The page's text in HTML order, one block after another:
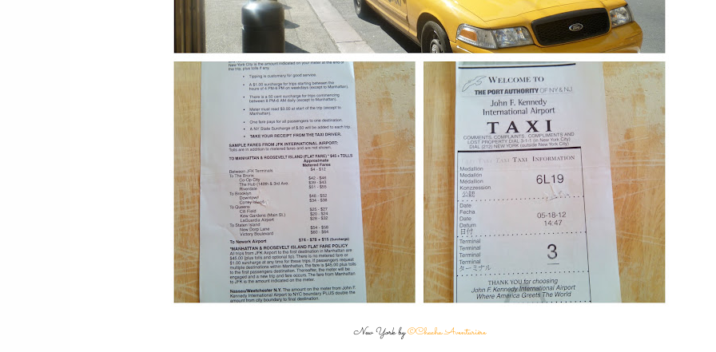
New York by©Chacha Aventurière